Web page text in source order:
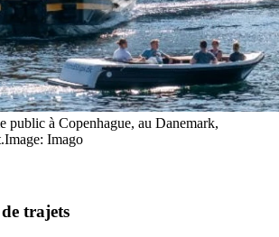
public à Copenhague, au Danemark,
Image: Imago
trajets